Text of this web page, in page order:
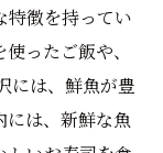
特徴を持ってい
ったご飯や、
には、鮮魚が豊
には、新鮮な魚